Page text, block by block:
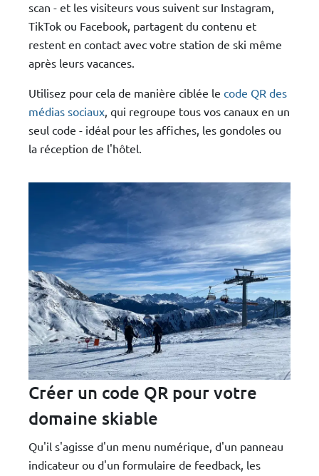
scan - et les visiteurs vous suivent sur Instagram,
TikTok ou Facebook, partagent du contenu et
restent en contact avec votre station de ski même
après leurs vacances.
Utilisez pour cela de manière ciblée le code QR des
médias sociaux, qui regroupe tous vos canaux en un
seul code - idéal pour les affiches, les gondoles ou
la réception de l'hôtel.
Créer un code QR pour votre
domaine skiable
Qu'il s'agisse d'un menu numérique, d'un panneau
indicateur ou d'un formulaire de feedback, les